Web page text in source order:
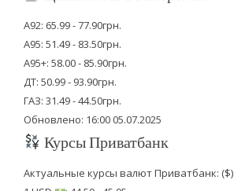
А92: 65.99 - 77.90грн.
А95: 51.49 - 83.50грн.
А95+: 58.00 - 85.90грн.
ДТ: 50.99 - 93.90грн.
ГАЗ: 31.49 - 44.50грн.
Обновлено: 16:00 05.07.2025
Курсы Приватбанк
Актуальные курсы валют Приватбанк: ($)